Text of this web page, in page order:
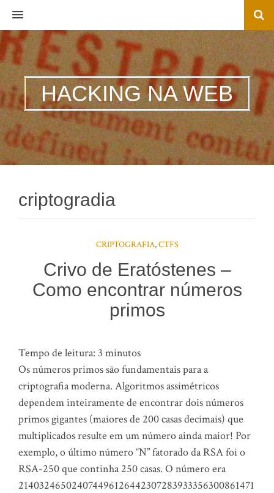
MENU
HACKING NA WEB
criptogradia
CRIPTOGRAFIA,CTFS
Crivo de Eratóstenes –
Como encontrar números
primos
Tempo de leitura: 3 minutos
Os números primos são fundamentais para a
criptografia moderna. Algoritmos assimétricos
dependem inteiramente de encontrar dois números
primos gigantes (maiores de 200 casas decimais) que
multiplicados resulte em um número ainda maior! Por
exemplo, o último número “N” fatorado da RSA foi o
RSA-250 que continha 250 casas. O número era
214032465024074496126442307283933356300861471